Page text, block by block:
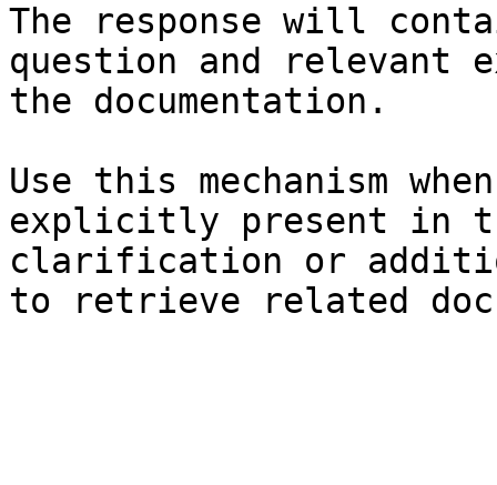
The response will
question and relevant
the documentation.
Use this mechanism
explicitly present in
clarification or